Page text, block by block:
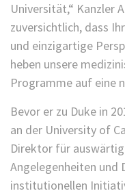
Universität,“ Kanzler
zuversichtlich, dass
und einzigartige
heben unsere
Programme auf eine
Bevor er zu Duke in
an der University of
Direktor für
Angelegenheiten und
institutionellen